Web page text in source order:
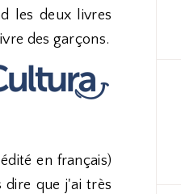
les deux livres
des garçons.
en français)
dire que j'ai très